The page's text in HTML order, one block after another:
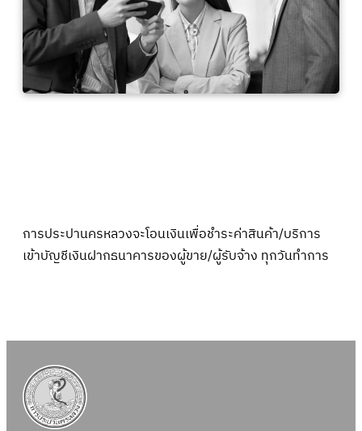
การประปานครหลวงจะโอนเงินเพื่อชำระค่าสินค้า/บริการ
เข้าบัญชีเงินฝากธนาคารของผู้ขาย/ผู้รับจ้าง ทุกวันทำการ